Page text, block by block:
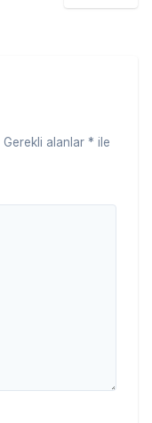
Gerekli alanlar * ile